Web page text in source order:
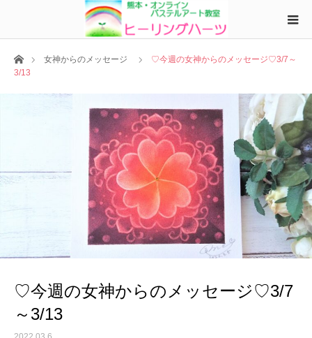
ホーム女神からのメッセージ
♡今週の女神からのメッセージ♡3/7～
3/13
♡今週の女神からのメッセージ♡3/7
～3/13